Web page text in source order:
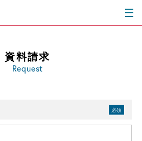
資料請求
Request
必須